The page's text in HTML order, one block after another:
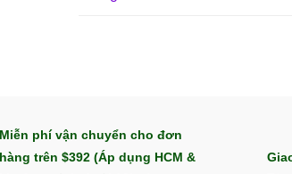
Miễn phí vận chuyển cho đơn
hàng trên $392 (Áp dụng HCM &